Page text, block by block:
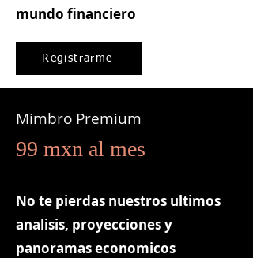
mundo financiero
Registrarme
Mimbro Premium
99 mxn al mes
No te pierdas nuestros ultimos
analisis, proyecciones y
panoramas economicos